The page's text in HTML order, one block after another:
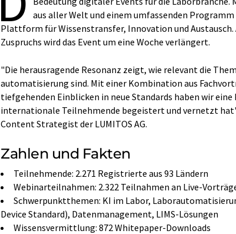
aus aller Welt und einem umfassenden
Plattform für Wissenstransfer, Innovation und
Zuspruchs wird das Event um eine Woche verlängert.
"Die herausragende Resonanz zeigt, wie relevant die
automatisierung sind. Mit einer Kombination aus
tiefgehenden Einblicken in neue Standards haben wir
internationale Teilnehmende begeistert und vernetzt
Content Strategist der LUMITOS AG.
Zahlen und Fakten
Teilnehmende: 2.271 Registrierte aus 93 Ländern
Webinarteilnahmen: 2.322 Teilnahmen an Live-
Schwerpunktthemen: KI im Labor,
Device Standard), Datenmanagement, LIMS-Lösungen
Wissensvermittlung: 872 Whitepaper-Downloads